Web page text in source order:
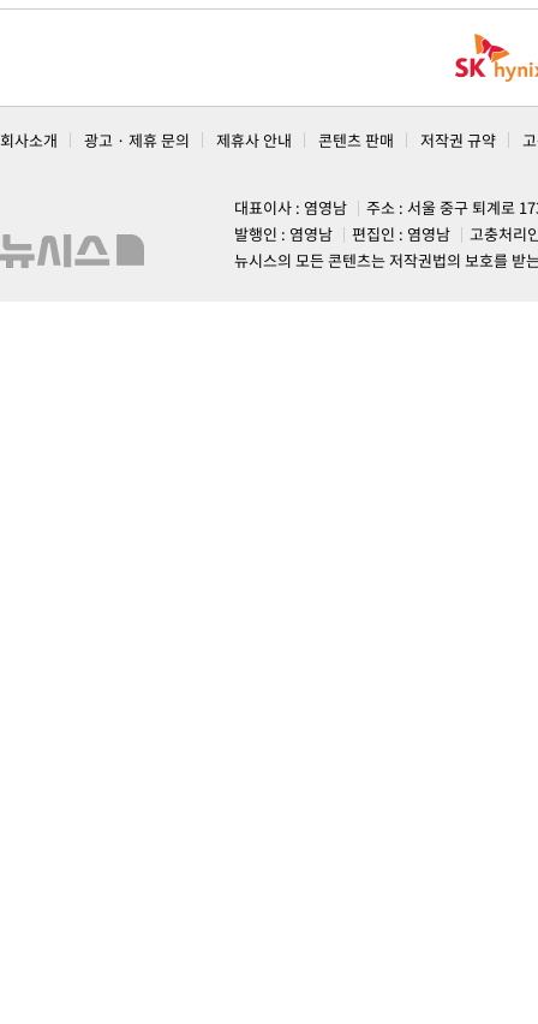
회사소개 광고 · 제휴 문의 제휴사 안내 콘텐츠 판매 저작권 규약
대표이사 : 염영남
주소 : 서울 중구 퇴계로
발행인 : 염영남
편집인 : 염영남
고충처리
뉴시스의 모든 콘텐츠는 저작권법의 보호를